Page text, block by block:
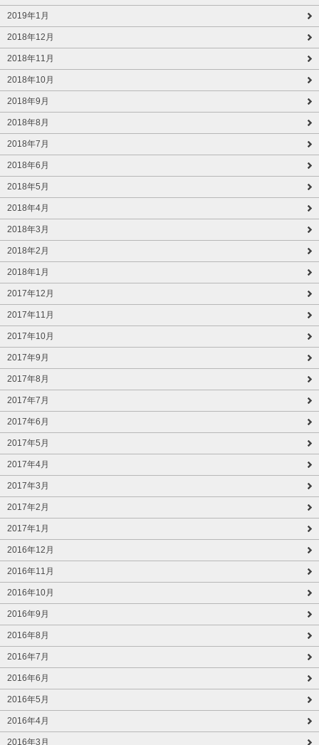
2019年1月
2018年12月
2018年11月
2018年10月
2018年9月
2018年8月
2018年7月
2018年6月
2018年5月
2018年4月
2018年3月
2018年2月
2018年1月
2017年12月
2017年11月
2017年10月
2017年9月
2017年8月
2017年7月
2017年6月
2017年5月
2017年4月
2017年3月
2017年2月
2017年1月
2016年12月
2016年11月
2016年10月
2016年9月
2016年8月
2016年7月
2016年6月
2016年5月
2016年4月
2016年3月